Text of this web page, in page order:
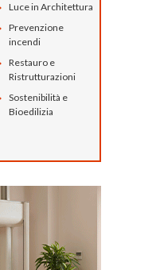
Luce in Architettura
Prevenzione
incendi
Restauro e
Ristrutturazioni
Sostenibilità e
Bioedilizia